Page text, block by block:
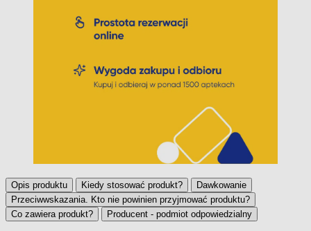
Opis produktu Kiedy stosować produkt?
Dawkowanie
Przeciwwskazania. Kto nie powinien przyjmować produktu?
Co zawiera produkt?
Producent - podmiot odpowiedzialny